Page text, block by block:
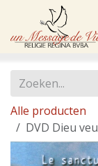
Overslaan naar
Alle producten
DVD Dieu